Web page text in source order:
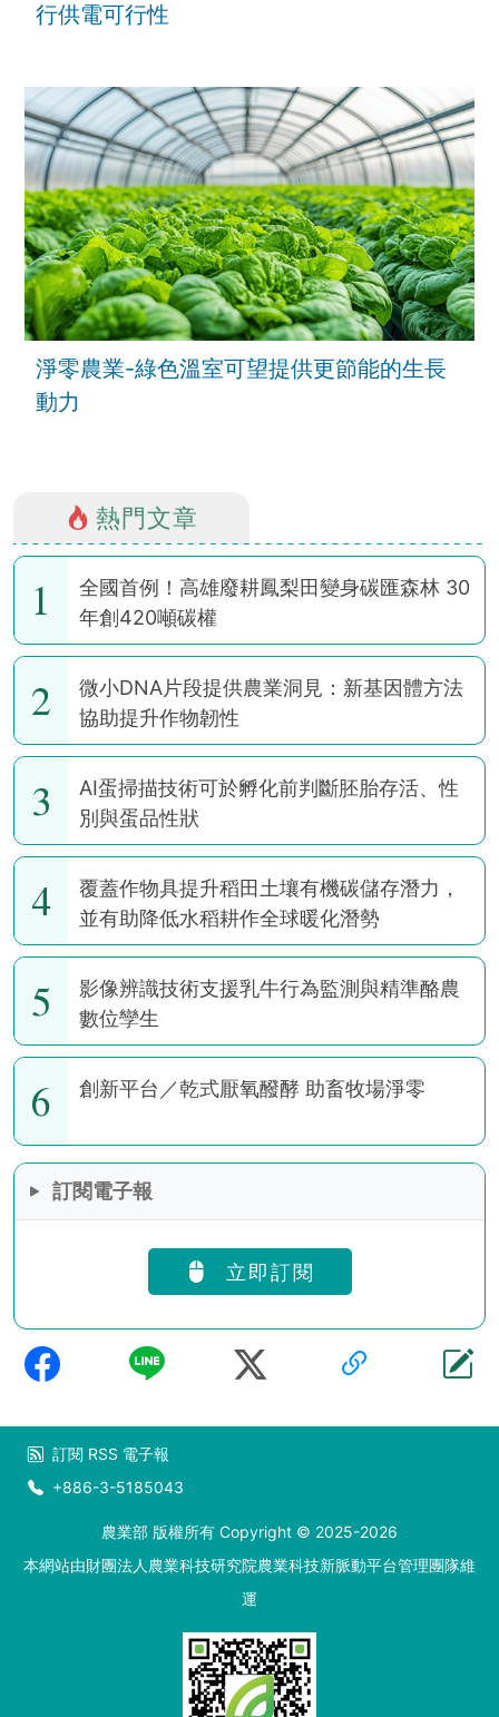
行供電可行性
淨零農業-綠色溫室可望提供更節能的生長
動力
熱門文章
1
全國首例！高雄廢耕鳳梨田變身碳匯森林 30
年創420噸碳權
2
微小DNA片段提供農業洞見：新基因體方法
協助提升作物韌性
3
AI蛋掃描技術可於孵化前判斷胚胎存活、性
別與蛋品性狀
4
覆蓋作物具提升稻田土壤有機碳儲存潛力，
並有助降低水稻耕作全球暖化潛勢
5
影像辨識技術支援乳牛行為監測與精準酪農
數位孿生
6 創新平台／乾式厭氧醱酵 助畜牧場淨零
訂閱電子報
立即訂閱
訂閱 RSS 電子報
+886-3-5185043
農業部 版權所有 Copyright © 2025-2026
本網站由財團法人農業科技研究院農業科技新脈動平台管理團隊維
運